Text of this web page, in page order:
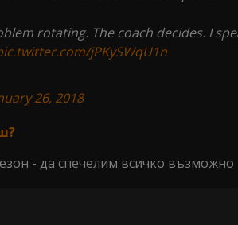
rotating. The coach decides. I
jPKySWqU1n
26, 2018
- да спечелим всичко възможно